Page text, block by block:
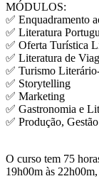
MÓDULOS:
✅ Enquadramento
✅ Literatura
✅ Oferta Turística
✅ Literatura de
✅ Turismo
✅ Storytelling
✅ Marketing
✅ Gastronomia e
✅ Produção,
O curso tem 75
19h00m às